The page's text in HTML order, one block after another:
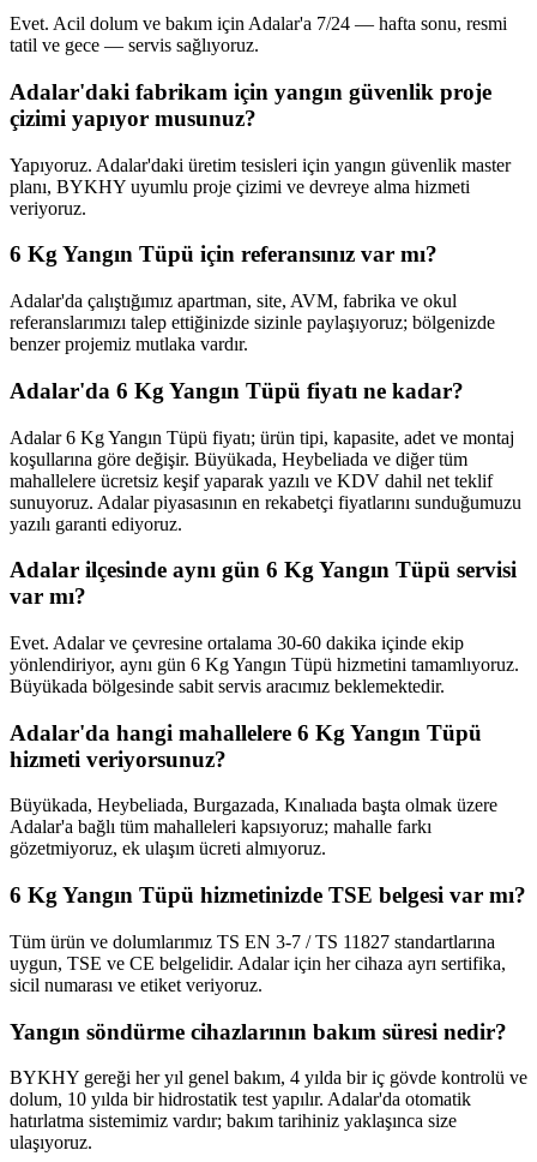
Evet. Acil dolum ve bakım için Adalar'a 7/24 — hafta sonu, resmi
tatil ve gece — servis sağlıyoruz.
Adalar'daki fabrikam için yangın güvenlik proje
çizimi yapıyor musunuz?
Yapıyoruz. Adalar'daki üretim tesisleri için yangın güvenlik master
planı, BYKHY uyumlu proje çizimi ve devreye alma hizmeti
veriyoruz.
6 Kg Yangın Tüpü için referansınız var mı?
Adalar'da çalıştığımız apartman, site, AVM, fabrika ve okul
referanslarımızı talep ettiğinizde sizinle paylaşıyoruz; bölgenizde
benzer projemiz mutlaka vardır.
Adalar'da 6 Kg Yangın Tüpü fiyatı ne kadar?
Adalar 6 Kg Yangın Tüpü fiyatı; ürün tipi, kapasite, adet ve montaj
koşullarına göre değişir. Büyükada, Heybeliada ve diğer tüm
mahallelere ücretsiz keşif yaparak yazılı ve KDV dahil net teklif
sunuyoruz. Adalar piyasasının en rekabetçi fiyatlarını sunduğumuzu
yazılı garanti ediyoruz.
Adalar ilçesinde aynı gün 6 Kg Yangın Tüpü servisi
var mı?
Evet. Adalar ve çevresine ortalama 30-60 dakika içinde ekip
yönlendiriyor, aynı gün 6 Kg Yangın Tüpü hizmetini tamamlıyoruz.
Büyükada bölgesinde sabit servis aracımız beklemektedir.
Adalar'da hangi mahallelere 6 Kg Yangın Tüpü
hizmeti veriyorsunuz?
Büyükada, Heybeliada, Burgazada, Kınalıada başta olmak üzere
Adalar'a bağlı tüm mahalleleri kapsıyoruz; mahalle farkı
gözetmiyoruz, ek ulaşım ücreti almıyoruz.
6 Kg Yangın Tüpü hizmetinizde TSE belgesi var mı?
Tüm ürün ve dolumlarımız TS EN 3-7 / TS 11827 standartlarına
uygun, TSE ve CE belgelidir. Adalar için her cihaza ayrı sertifika,
sicil numarası ve etiket veriyoruz.
Yangın söndürme cihazlarının bakım süresi nedir?
BYKHY gereği her yıl genel bakım, 4 yılda bir iç gövde kontrolü ve
dolum, 10 yılda bir hidrostatik test yapılır. Adalar'da otomatik
hatırlatma sistemimiz vardır; bakım tarihiniz yaklaşınca size
ulaşıyoruz.